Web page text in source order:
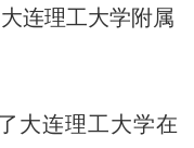
连理工大学附属
连理工大学在